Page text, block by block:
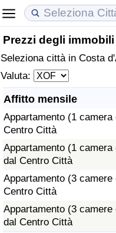
Prezzi degli
Seleziona città in Costa
Valuta:
Affitto mensile
Appartamento (1 camera
Centro Città
Appartamento (1 camera
dal Centro Città
Appartamento (3 camere
Centro Città
Appartamento (3 camere
dal Centro Città
Costo della vita
Indice Del Costo Della
Indice Del Costo Della
Indice del Costo della
ad Aqaba
Prezzi degli immobili
Indice del Prezzo delle
Indice del Prezzo delle
Indice del Prezzo delle
Qualità della Vita
Indice della Qualità
Indice della Qualità
Indice della qualità
Criminalità
Indice del Tasso di
Indice della Criminalità